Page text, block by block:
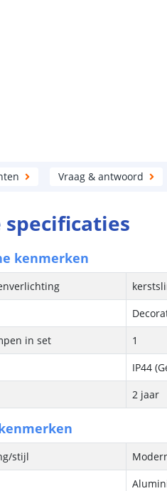
Vraag & antwoord
specificaties
kenmerken
in set
1
IP44
2 jaar
stijl